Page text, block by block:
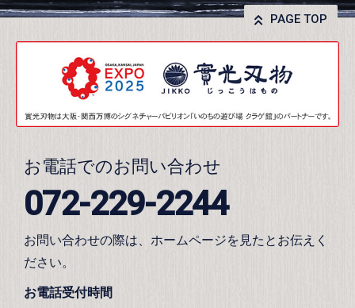
PAGE TOP
お電話でのお問い合わせ
072-229-2244
お問い合わせの際は、ホームページを見たとお伝えく
ださい。
お電話受付時間